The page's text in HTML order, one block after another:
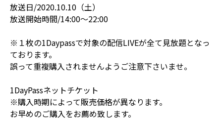
放送日/2020.10.10（土）
放送開始時間/14:00〜22:00
※１枚の1Daypassで対象の配信LIVEが全て見放題となっ
ております。
誤って重複購入されませんようご注意下さいませ。
1DayPassネットチケット
※購入時期によって販売価格が異なります。
お早めのご購入をお薦め致します。